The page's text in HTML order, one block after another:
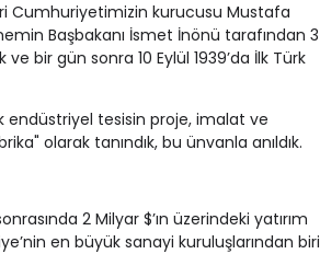
Cumhuriyetimizin kurucusu Mustafa
Başbakanı İsmet İnönü tarafından 3
ve bir gün sonra 10 Eylül 1939’da İlk Türk
endüstriyel tesisin proje, imalat ve
olarak tanındık, bu ünvanla anıldık.
2 Milyar $’ın üzerindeki yatırım
en büyük sanayi kuruluşlarından biri